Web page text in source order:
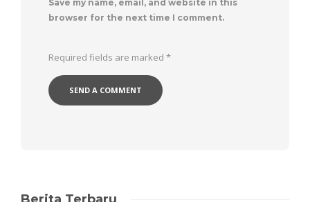
Save my name, email, and website in this
browser for the next time I comment.
Required fields are marked *